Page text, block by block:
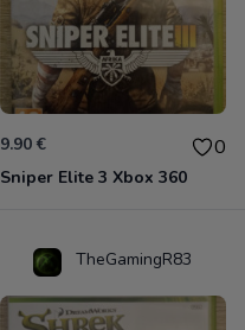
9.90 € 0
Sniper Elite 3 Xbox 360
TheGamingR83